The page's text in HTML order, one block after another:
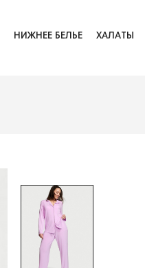
НИЖНЕЕ БЕЛЬЕ ХАЛАТЫ